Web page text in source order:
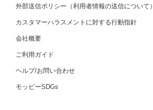
外部送信ポリシー（利用者情報の送信について）
カスタマーハラスメントに対する行動指針
会社概要
ご利用ガイド
ヘルプ/お問い合わせ
モッピーSDGs